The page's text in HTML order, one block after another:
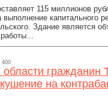
115 миллионов
выполнение капитального
Здание является
400
гражданин
на